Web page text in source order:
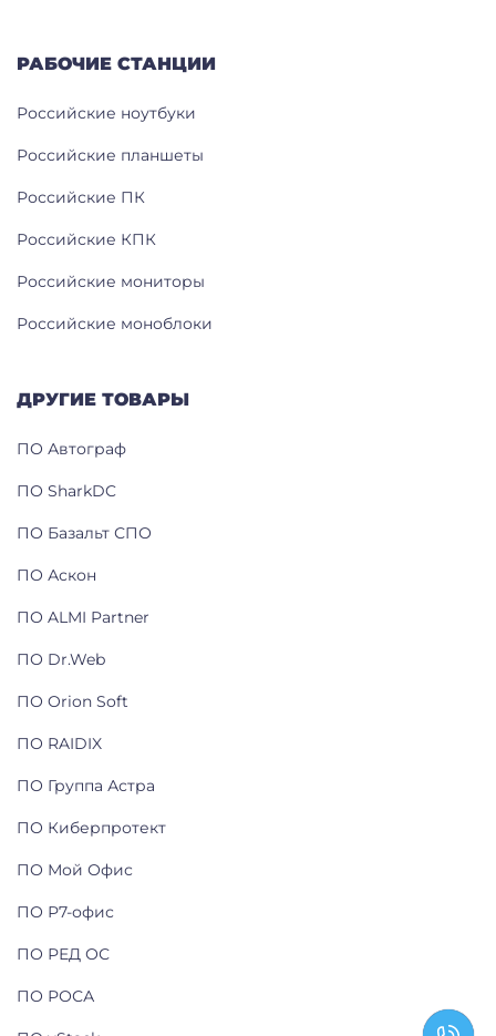
РАБОЧИЕ СТАНЦИИ
Российские ноутбуки
Российские планшеты
Российские ПК
Российские КПК
Российские мониторы
Российские моноблоки
ДРУГИЕ ТОВАРЫ
ПО Автограф
ПО SharkDC
ПО Базальт СПО
ПО Аскон
ПО ALMI Partner
ПО Dr.Web
ПО Orion Soft
ПО RAIDIX
ПО Группа Астра
ПО Киберпротект
ПО Мой Офис
ПО Р7-офис
ПО РЕД ОС
ПО РОСА